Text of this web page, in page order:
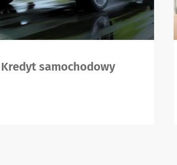
Kredyt samochodowy